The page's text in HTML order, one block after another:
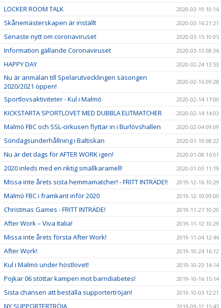
LOCKER ROOM TALK 2020-03-19 10:16
Skånemästerskapen är inställt 2020-03-16 21:21
Senaste nytt om coronaviruset 2020-03-15 10:05
Information gällande Coronaviruset 2020-03-13 08:36
HAPPY DAY 2020-02-24 13:53
Nu är anmälan till Spelarutvecklingen säsongen
2020/2021 öppen!
2020-02-16 09:28
Sportlovsaktiviteter - Kul i Malmö 2020-02-14 17:00
KICKSTARTA SPORTLOVET MED DUBBLA ELITMATCHER 2020-02-14 14:03
Malmö FBC och SSL-cirkusen flyttar in i Burlövshallen 2020-02-04 09:09
Söndagsunderhållning i Baltiskan 2020-01-19 08:22
Nu är det dags för AFTER WORK igen! 2020-01-08 16:01
2020 inleds med en riktig smällkaramell! 2020-01-03 11:19
Missa inte årets sista hemmamatcher! - FRITT INTRÄDE!! 2019-12-16 10:29
Malmö FBC i framkant inför 2020 2019-12-10 09:00
Christmas Games - FRITT INTRÄDE! 2019-11-27 10:20
After Work – Viva Italia! 2019-11-12 10:29
Missa inte årets första After Work! 2019-11-04 12:46
After Work! 2019-10-24 16:12
Kul i Malmö under höstlovet! 2019-10-23 14:14
Pojkar 06 stöttar kampen mot barndiabetes! 2019-10-16 15:14
Sista chansen att beställa supportertröjan! 2019-10-03 12:21
NY SUPPORTERTRÖJA 2019-09-12 15:43